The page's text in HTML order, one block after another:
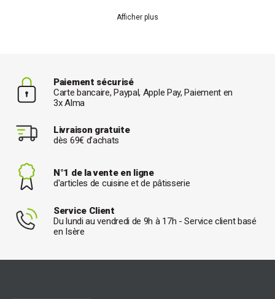
Afficher plus
Paiement sécurisé
Carte bancaire, Paypal, Apple Pay, Paiement en
3x Alma
Livraison gratuite
dès 69€ d’achats
N°1 de la vente en ligne
d'articles de cuisine et de pâtisserie
Service Client
Du lundi au vendredi de 9h à 17h - Service client basé
en Isère